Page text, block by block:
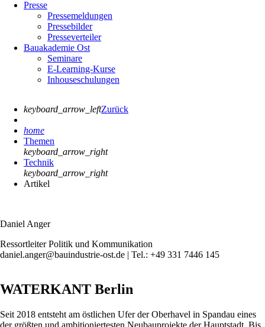
Presse
Pressemeldungen
Pressebilder
Presseverteiler
Bauakademie Ost
Seminare
E-Learning-Kurse
Inhouseschulungen
keyboard_arrow_leftZurück
home
Themen
keyboard_arrow_right
Technik
keyboard_arrow_right
Artikel
Daniel Anger
Ressortleiter Politik und Kommunikation
daniel.anger@bauindustrie-ost.de | Tel.: +49 331 7446 145
WATERKANT Berlin
Seit 2018 entsteht am östlichen Ufer der Oberhavel in Spandau eines
der größten und ambitioniertesten Neubauprojekte der Hauptstadt. Bis